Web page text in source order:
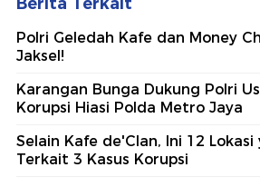
Polri Geledah Kafe dan Money
Jaksel!
Karangan Bunga Dukung Polri
Korupsi Hiasi Polda Metro Jaya
Selain Kafe de'Clan, Ini 12
Terkait 3 Kasus Korupsi